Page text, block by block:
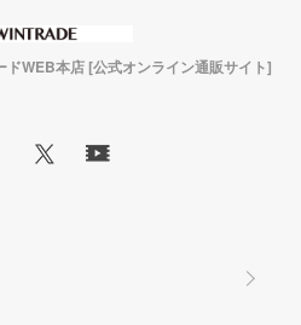
WEB本店 [公式オンライン通販サイト]